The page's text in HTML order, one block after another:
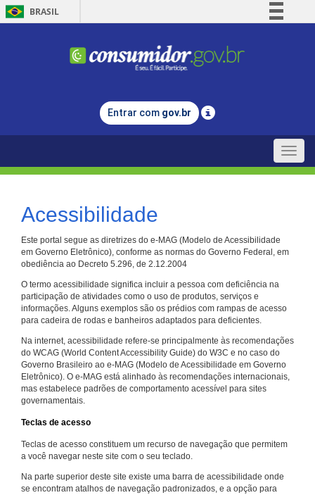
BRASIL
Comunica BR
Legislação
Entrar com gov.br
Toggle
Acessibilidade
Este portal segue as diretrizes do e-MAG (Modelo de Acessibilidade
em Governo Eletrônico), conforme as normas do Governo Federal, em
obediência ao Decreto 5.296, de 2.12.2004
O termo acessibilidade significa incluir a pessoa com deficiência na
participação de atividades como o uso de produtos, serviços e
informações. Alguns exemplos são os prédios com rampas de acesso
para cadeira de rodas e banheiros adaptados para deficientes.
Na internet, acessibilidade refere-se principalmente às recomendações
do WCAG (World Content Accessibility Guide) do W3C e no caso do
Governo Brasileiro ao e-MAG (Modelo de Acessibilidade em Governo
Eletrônico). O e-MAG está alinhado às recomendações internacionais,
mas estabelece padrões de comportamento acessível para sites
governamentais.
Teclas de acesso
Teclas de acesso constituem um recurso de navegação que permitem
a você navegar neste site com o seu teclado.
Na parte superior deste site existe uma barra de acessibilidade onde
se encontram atalhos de navegação padronizados, e a opção para